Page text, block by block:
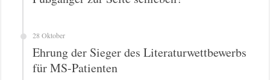
28 Oktober
Ehrung der Sieger des Literaturwettbewerbs
für MS-Patienten